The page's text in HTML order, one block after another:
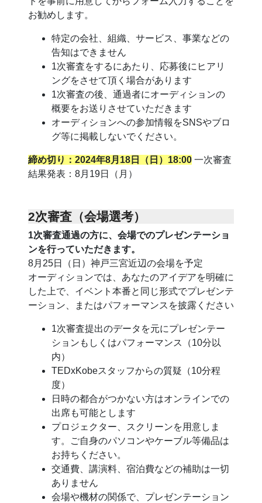
お勧めします。
特定の会社、組織、サービス、事業などの
告知はできません
1次審査をするにあたり、応募後にヒアリ
ングをさせて頂く場合があります
1次審査の後、通過者にオーディションの
概要をお送りさせていただきます
オーディションへの参加情報をSNSやブロ
グ等に掲載しないでください。
締め切り：2024年8月18日（日）18:00 一次審査
結果発表：8月19日（月）
2次審査（会場選考）
1次審査通過の方に、会場でのプレゼンテーショ
ンを行っていただきます。
8月25日（日）神戸三宮近辺の会場を予定
オーディションでは、あなたのアイデアを明確に
した上で、イベント本番と同じ形式でプレゼンテ
ーション、またはパフォーマンスを披露ください
1次審査提出のデータを元にプレゼンテー
ションもしくはパフォーマンス（10分以
内）
TEDxKobeスタッフからの質疑（10分程
度）
日時の都合がつかない方はオンラインでの
出席も可能とします
プロジェクター、スクリーンを用意しま
す。ご自身のパソコンやケーブル等備品は
お持ちください。
交通費、講演料、宿泊費などの補助は一切
ありません
会場や機材の関係で、プレゼンテーション